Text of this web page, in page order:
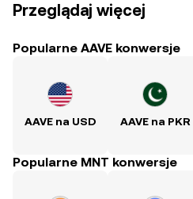
Przeglądaj więcej
Popularne AAVE konwersje
AAVE na USD AAVE na PKR
Popularne MNT konwersje